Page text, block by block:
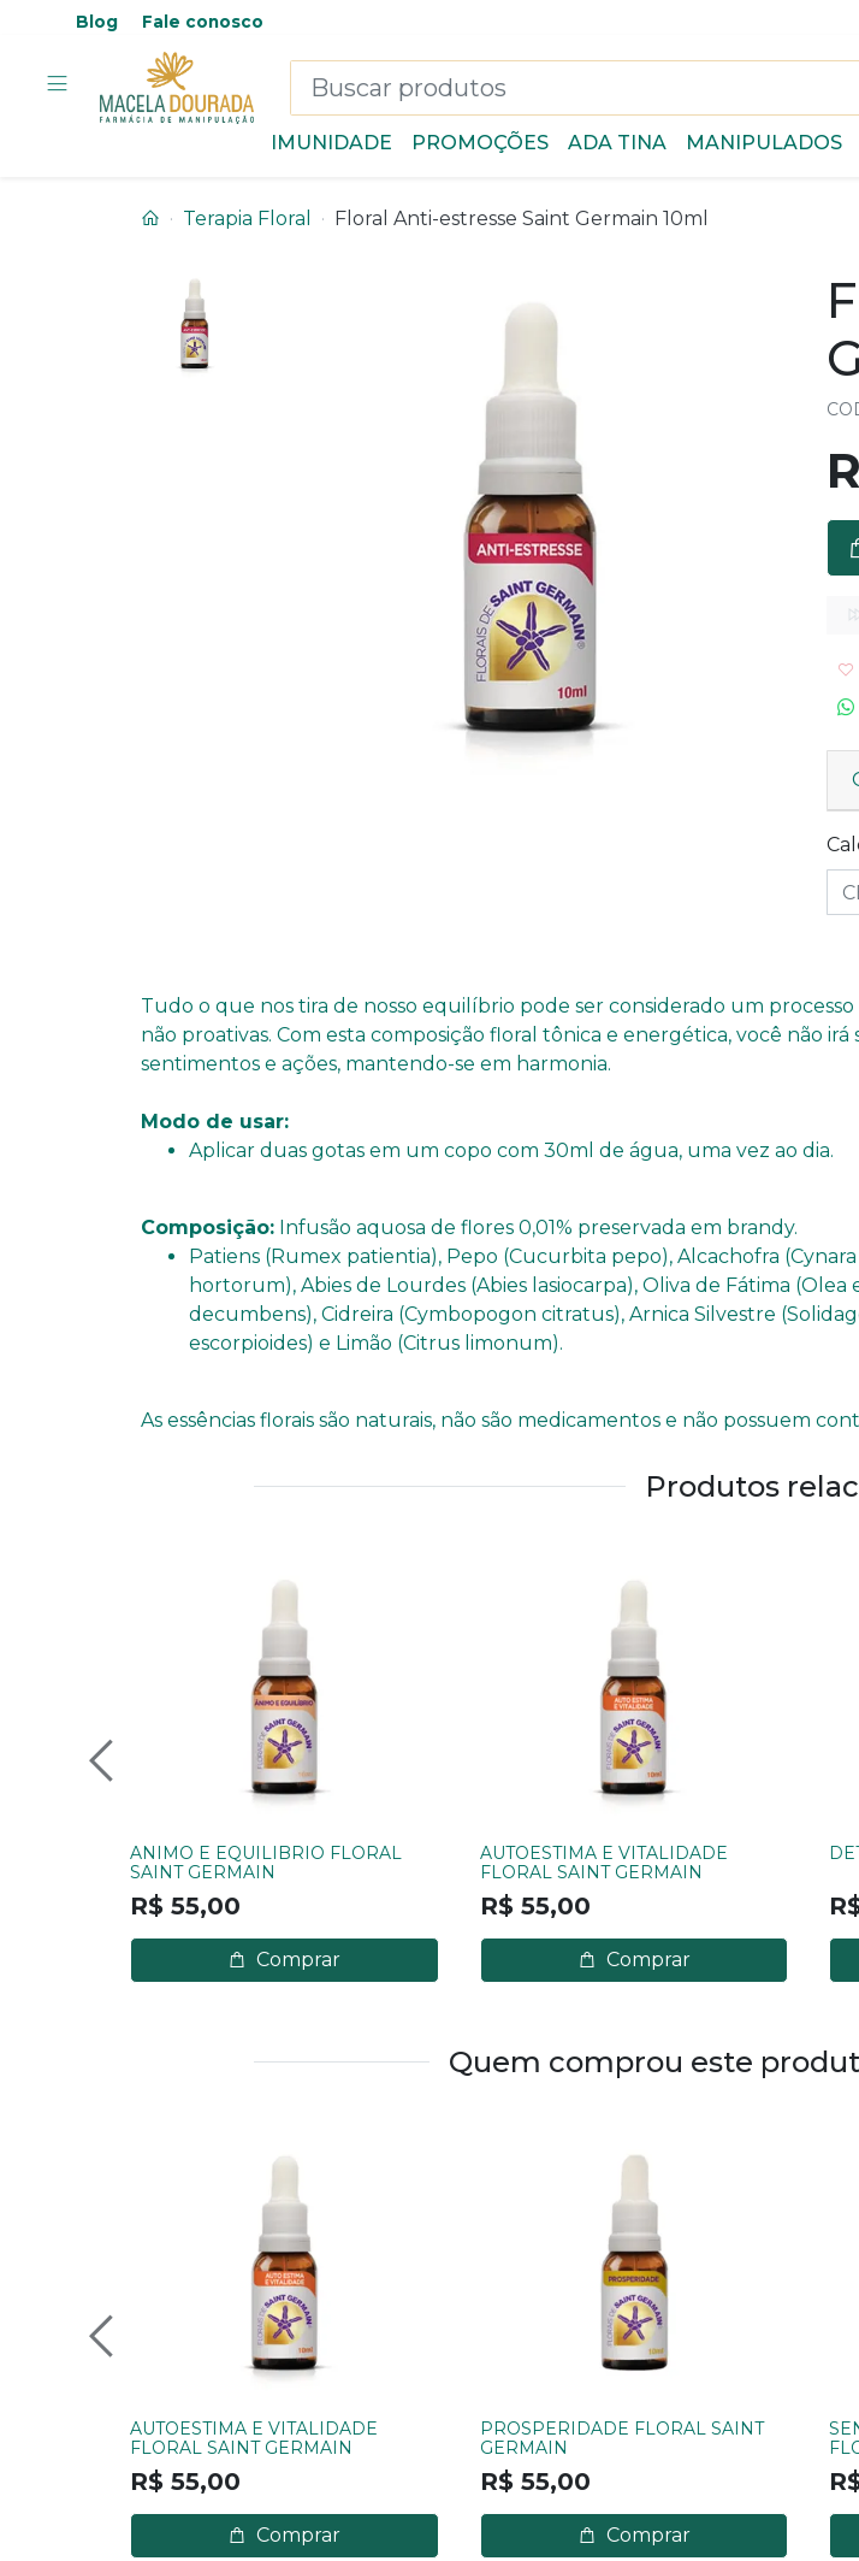
Blog Fale conosco
IMUNIDADE PROMOÇÕES ADA TINA MANIPULADOS
Terapia Floral Floral Anti-estresse Saint Germain 10ml
Tudo o que nos tira de nosso equilíbrio pode ser considerado um
não proativas. Com esta composição floral tônica e energética, você não
sentimentos e ações, mantendo-se em harmonia.
Modo de usar:
Aplicar duas gotas em um copo com 30ml de água, uma vez ao dia.
Composição: Infusão aquosa de flores 0,01% preservada em brandy.
Patiens (Rumex patientia), Pepo (Cucurbita pepo), Alcachofra
hortorum), Abies de Lourdes (Abies lasiocarpa), Oliva de Fátima
decumbens), Cidreira (Cymbopogon citratus), Arnica Silvestre
escorpioides) e Limão (Citrus limonum).
As essências florais são naturais, não são medicamentos e não possuem
Produtos
ANIMO E EQUILIBRIO FLORAL
SAINT GERMAIN
R$ 55,00
Comprar
AUTOESTIMA E VITALIDADE
FLORAL SAINT GERMAIN
R$ 55,00
Comprar
Quem comprou este
AUTOESTIMA E VITALIDADE
FLORAL SAINT GERMAIN
R$ 55,00
Comprar
PROSPERIDADE FLORAL SAINT
GERMAIN
R$ 55,00
Comprar